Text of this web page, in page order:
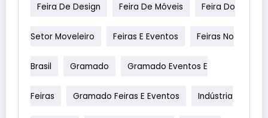
Feira De Design Feira De Móveis Feira Do
Setor Moveleiro Feiras E Eventos Feiras No
Brasil Gramado Gramado Eventos E
Feiras Gramado Feiras E Eventos Indústria